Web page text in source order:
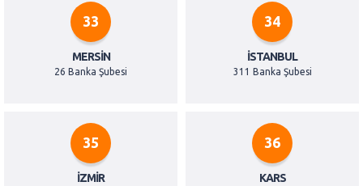
33
MERSIN
26 Banka Şubesi
34
İSTANBUL
311 Banka Şubesi
35
İZMIR
36
KARS